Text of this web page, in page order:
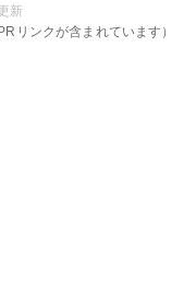
新
リンクが含まれています）